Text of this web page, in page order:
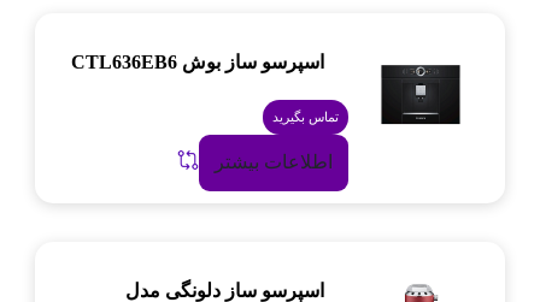
اسپرسو ساز بوش CTL636EB6
تماس بگیرید
اطلاعات بیشتر
اسپرسو ساز دلونگی مدل